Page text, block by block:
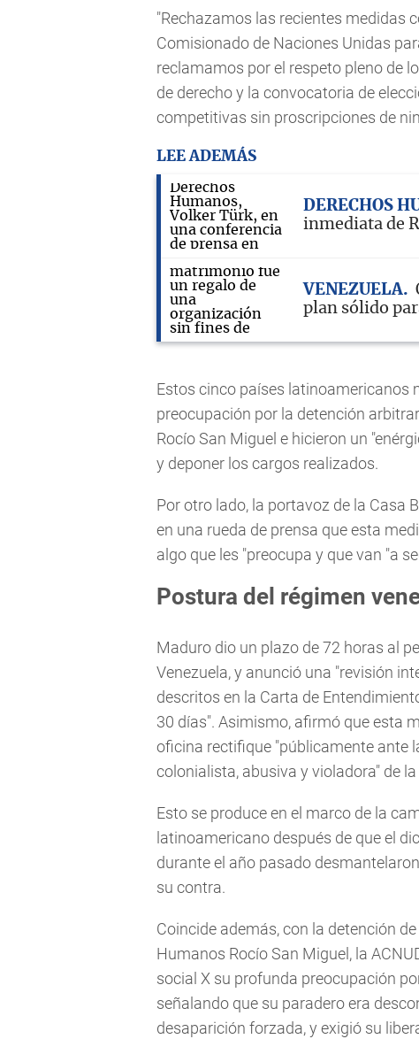
"Rechazamos las recientes medidas
Comisionado de Naciones Unidas
reclamamos por el respeto pleno de
de derecho y la convocatoria de
competitivas sin proscripciones de
LEE ADEMÁS
DERECHOS
inmediata de
VENEZUELA
plan sólido
Estos cinco países
preocupación por la detención
Rocío San Miguel e hicieron un
y deponer los cargos realizados.
Por otro lado, la portavoz de la Casa
en una rueda de prensa que esta
algo que les "preocupa y que van "a
Postura del régimen
Maduro dio un plazo de 72 horas al
Venezuela, y anunció una "revisión
descritos en la Carta de
30 días". Asimismo, afirmó que esta
oficina rectifique "públicamente ante
colonialista, abusiva y violadora" de
Esto se produce en el marco de la
latinoamericano después de que el
durante el año pasado
su contra.
Coincide además, con la detención
Humanos Rocío San Miguel, la
social X su profunda preocupación
señalando que su paradero era
desaparición forzada, y exigió su